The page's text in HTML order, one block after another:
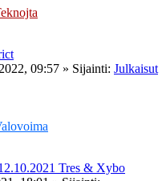
09:57 » Sijainti: Julkaisut
Tres & Xybo